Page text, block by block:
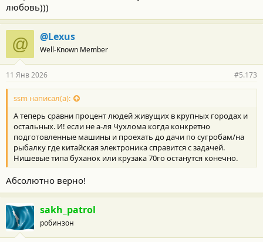
любовь)))
@ @Lexus
Well-Known Member
11 Янв 2026 #5.173
ssm написал(а):
А теперь сравни процент людей живущих в крупных городах и
остальных. И! если не а-ля Чухлома когда конкретно
подготовленные машины и проехать до дачи по сугробам/на
рыбалку где китайская электроника справится с задачей.
Нишевые типа буханок или крузака 70го останутся конечно.
Абсолютно верно!
sakh_patrol
робинзон